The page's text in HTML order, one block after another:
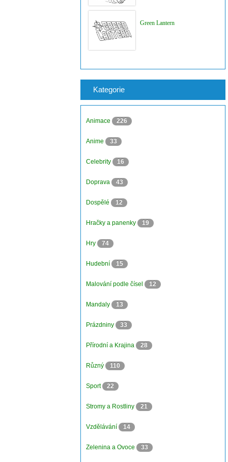
Green Lantern
Kategorie
Animace 226
Anime 33
Celebrity 16
Doprava 43
Dospělé 12
Hračky a panenky 19
Hry 74
Hudební 15
Malování podle čísel 12
Mandaly 13
Prázdniny 33
Přírodní a Krajina 28
Různý 110
Sport 22
Stromy a Rostliny 21
Vzdělávání 14
Zelenina a Ovoce 33